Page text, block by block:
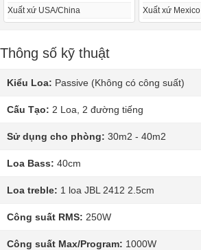
Xuất xứ USA/China
Xuất xứ Mexico
Thông số kỹ thuật
Kiểu Loa: Passive (Không có công suất)
Cấu Tạo: 2 Loa, 2 đường tiếng
Sử dụng cho phòng: 30m2 - 40m2
Loa Bass: 40cm
Loa treble: 1 loa JBL 2412 2.5cm
Công suất RMS: 250W
Công suất Max/Program: 1000W